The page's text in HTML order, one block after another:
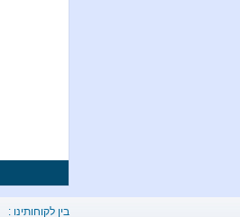
בין לקוחותינו :